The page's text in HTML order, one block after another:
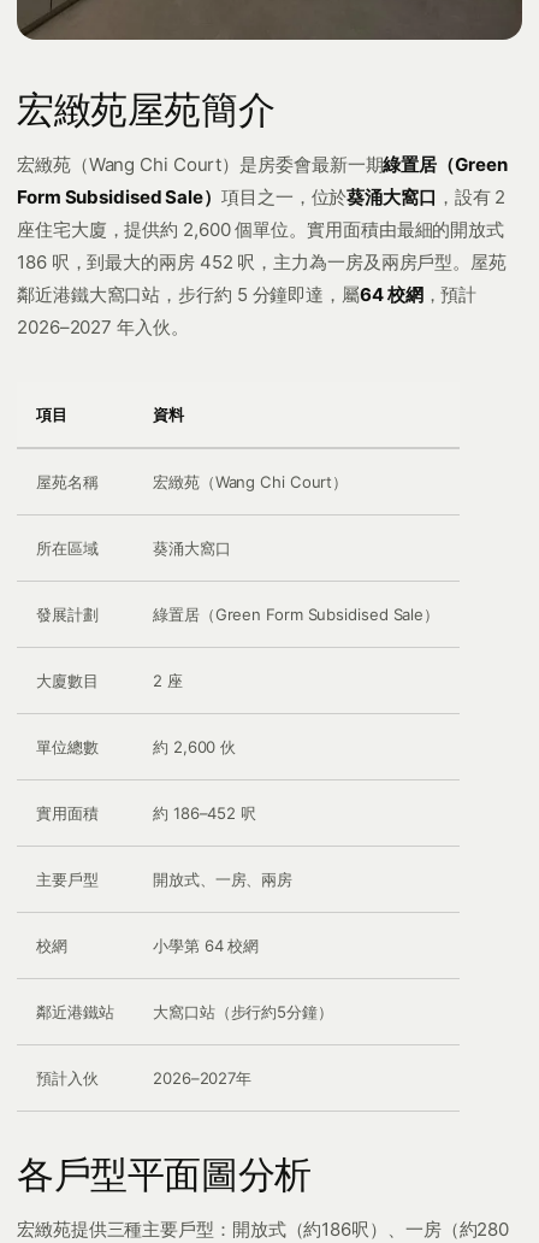
宏緻苑屋苑簡介
宏緻苑（Wang Chi Court）是房委會最新一期綠置居（Green
Form Subsidised Sale） 項目之一，位於葵涌大窩口 ，設有 2
座住宅大廈，提供約 2,600 個單位。實用面積由最細的開放式
186 呎，到最大的兩房 452 呎，主力為一房及兩房戶型。屋苑
鄰近港鐵大窩口站，步行約 5 分鐘即達，屬64 校網，預計
2026–2027 年入伙。
項目 資料
屋苑名稱 宏緻苑（Wang Chi Court）
所在區域 葵涌大窩口
發展計劃 綠置居（Green Form Subsidised Sale）
大廈數目 2 座
單位總數 約 2,600 伙
實用面積 約 186–452 呎
主要戶型 開放式、一房、兩房
校網 小學第 64 校網
鄰近港鐵站 大窩口站（步行約5分鐘）
預計入伙 2026–2027年
各戶型平面圖分析
宏緻苑提供三種主要戶型：開放式（約186呎）、一房（約280